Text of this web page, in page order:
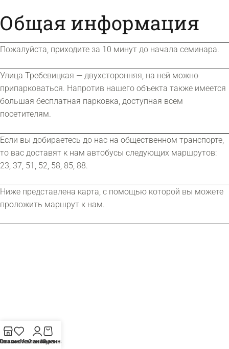
Общая информация
Пожалуйста, приходите за 10 минут до начала семинара.
Улица Требевицкая — двухсторонняя, на ней можно
припарковаться. Напротив нашего объекта также имеется
большая бесплатная парковка, доступная всем
посетителям.
Если вы добираетесь до нас на общественном транспорте,
то вас доставят к нам автобусы следующих маршрутов:
23, 37, 51, 52, 58, 85, 88.
Ниже представлена ​​карта, с помощью которой вы можете
проложить маршрут к нам.
желаний
Мой аккаунт
Корзина